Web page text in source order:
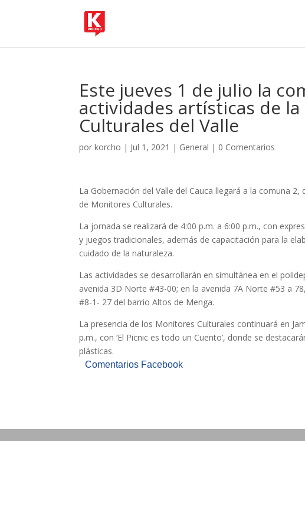
Este jueves 1 de julio la
actividades artísticas de
Culturales del Valle
porkorcho | Jul 1, 2021 | General | 0 Comentarios
La Gobernación del Valle del Cauca llegará a la comuna
de Monitores Culturales.
La jornada se realizará de 4:00 p.m. a 6:00 p.m., con
y juegos tradicionales, además de capacitación para la
cuidado de la naturaleza.
Las actividades se desarrollarán en simultánea en el
avenida 3D Norte #43-00; en la avenida 7A Norte #53 a
#8-1- 27 del barrio Altos de Menga.
La presencia de los Monitores Culturales continuará en
p.m., con ‘El Picnic es todo un Cuento’, donde se
plásticas.
Comentarios Facebook